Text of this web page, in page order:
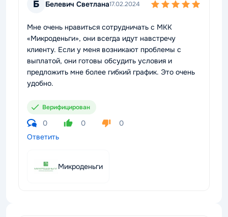
Б Белевич Светлана17.02.2024
Мне очень нравиться сотрудничать с МКК
«Микроденьги», они всегда идут навстречу
клиенту. Если у меня возникают проблемы с
выплатой, они готовы обсудить условия и
предложить мне более гибкий график. Это очень
удобно.
Верифицирован
0 0
0
Ответить
Микроденьги